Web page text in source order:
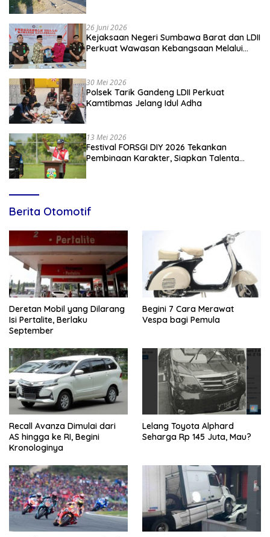
26 Juni 2026
Kejaksaan Negeri Sumbawa Barat dan LDII
Perkuat Wawasan Kebangsaan Melalui
30 Mei 2026
Polsek Tarik Gandeng LDII Perkuat
Kamtibmas Jelang Idul Adha
13 Mei 2026
Festival FORSGI DIY 2026 Tekankan
Pembinaan Karakter, Siapkan Talenta
Berita Otomotif
Deretan Mobil yang Dilarang
Isi Pertalite, Berlaku
September
Begini 7 Cara Merawat
Vespa bagi Pemula
Recall Avanza Dimulai dari
AS hingga ke RI, Begini
Kronologinya
Lelang Toyota Alphard
Seharga Rp 145 Juta, Mau?